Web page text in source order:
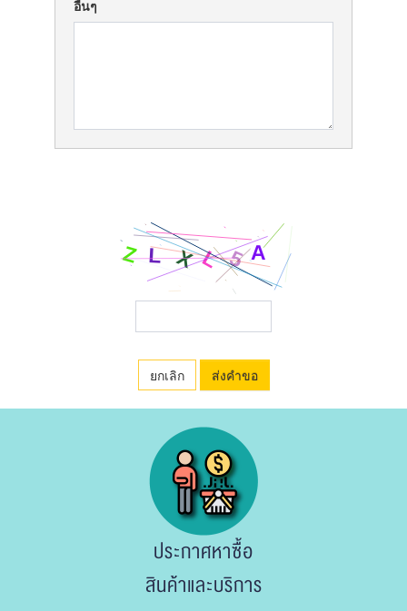
อื่นๆ
ยกเลิก ส่งคำขอ
ประกาศหาซื้อ
สินค้าและบริการ